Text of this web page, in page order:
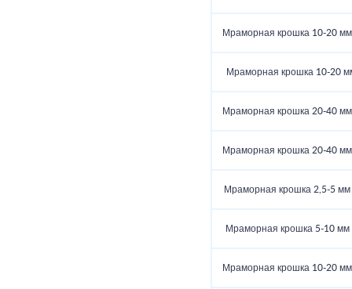
Мраморная крошка 10-20 мм
Мраморная крошка 10-20
Мраморная крошка 20-40 мм
Мраморная крошка 20-40 мм
Мраморная крошка 2,5-5 мм
Мраморная крошка 5-10 мм
Мраморная крошка 10-20 мм